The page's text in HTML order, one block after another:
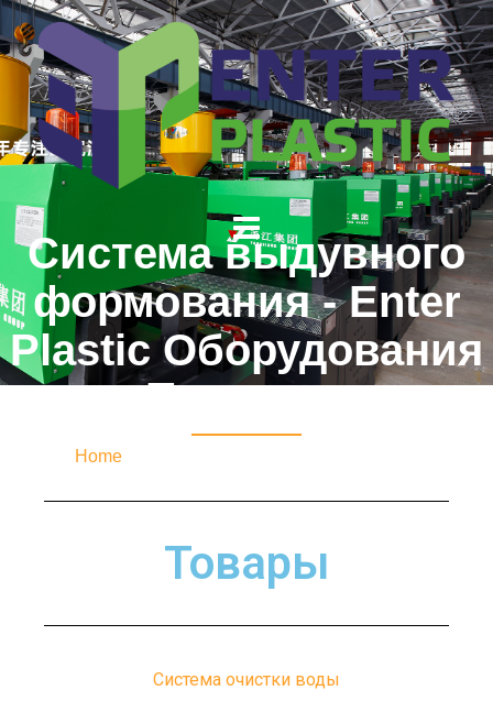
Система выдувного
формования - Enter
Plastic Оборудования
Пластика
Home
Товары
Система очистки воды